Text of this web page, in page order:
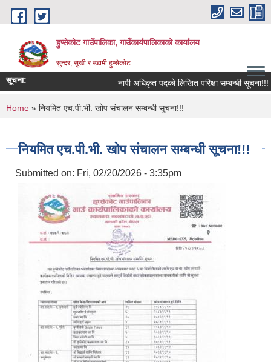
Skip to main content
हुप्सेकोट गाउँपालिका, गाउँकार्यपालिकाको कार्यालय
सुन्दर, सुखी र उद्यमी हुप्सेकोट
सूचना: नापी अधिकृत पदको लिखित परिक्षा सम्बन्धी सूचना!!!
You are here
Home » नियमित एच.पी.भी. खोप संचालन सम्बन्धी सूचना!!!
नियमित एच.पी.भी. खोप संचालन सम्बन्धी सूचना!!!
Submitted on: Fri, 02/20/2026 - 3:35pm